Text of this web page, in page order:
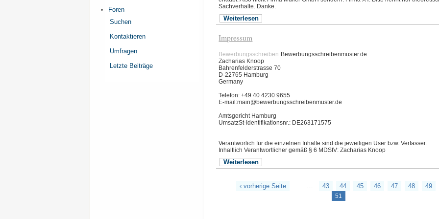
Foren
Suchen
Kontaktieren
Umfragen
Letzte Beiträge
Sachverhalte. Danke.
Weiterlesen
Impressum
Bewerbungsschreiben Bewerbungsschreibenmuster.de
Zacharias Knoop
Bahrenfelderstrasse 70
D-22765 Hamburg
Germany
Telefon: +49 40 4230 9655
E-mail:main@bewerbungsschreibenmuster.de
Amtsgericht Hamburg
UmsatzSt-Identifikationsnr.: DE263171575
Verantworlich für die einzelnen Inhalte sind die jeweiligen User bzw. Verfasser.
Inhaltlich Verantwortlicher gemäß § 6 MDStV: Zacharias Knoop
Weiterlesen
‹ vorherige Seite … 43 44 45 46 47 48 49
51